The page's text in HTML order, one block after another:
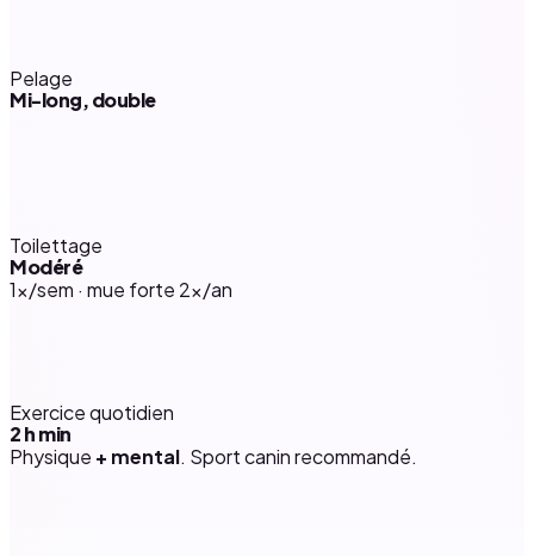
Pelage
Mi-long, double
Toilettage
Modéré
1×/sem · mue forte 2×/an
Exercice quotidien
2 hmin
Physique + mental. Sport canin recommandé.